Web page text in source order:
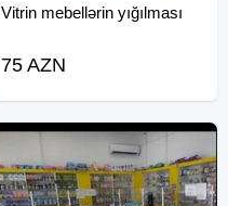
Vitrin mebellərin yığılması
75 AZN